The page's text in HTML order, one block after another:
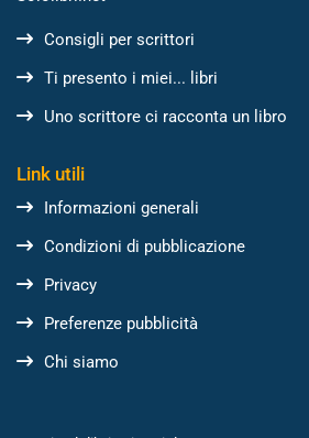
Consigli per scrittori
Ti presento i miei... libri
Uno scrittore ci racconta un libro
Link utili
Informazioni generali
Condizioni di pubblicazione
Privacy
Preferenze pubblicità
Chi siamo